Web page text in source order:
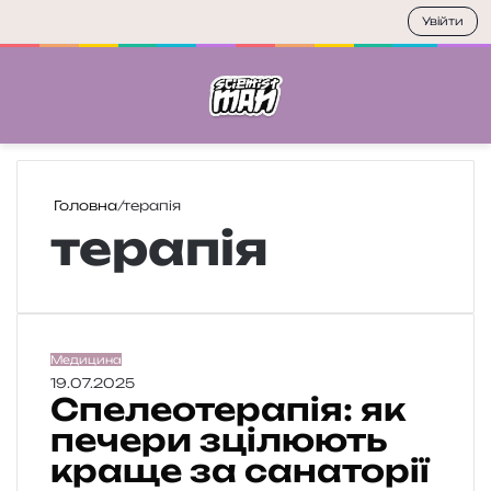
Головна/терапія
терапія
С
п
е
е
о
Медицина
19.07.2025
Спелеотерапія: як
печери зцілюють
краще за санаторії
Увійти